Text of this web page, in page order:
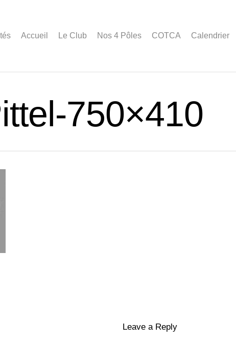
Accueil Le Club Nos 4 Pôles COTCA Calendrier
750×410
Leave a Reply